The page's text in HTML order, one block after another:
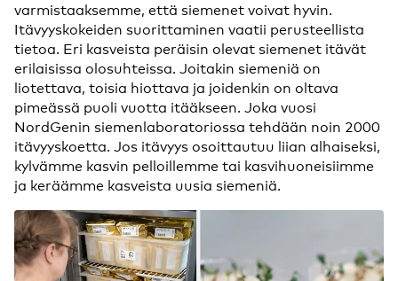
varmistaaksemme, että siemenet voivat hyvin.
Itävyyskokeiden suorittaminen vaatii perusteellista
tietoa. Eri kasveista peräisin olevat siemenet itävät
erilaisissa olosuhteissa. Joitakin siemeniä on
liotettava, toisia hiottava ja joidenkin on oltava
pimeässä puoli vuotta itääkseen. Joka vuosi
NordGenin siemenlaboratoriossa tehdään noin 2000
itävyyskoetta. Jos itävyys osoittautuu liian alhaiseksi,
kylvämme kasvin pelloillemme tai kasvihuoneisiimme
ja keräämme kasveista uusia siemeniä.